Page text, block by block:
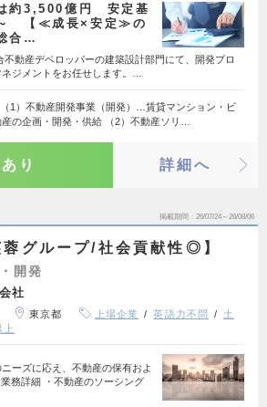
約3,500億円 安定基
～ 【≪成長×安定≫の
合…
不動産デベロッパーの建築設計部門にて、開発プロ
ジメントをお任せします。…
（1）不動産開発事業（開発）…賃貸マンション・ビ
の企画・開発・供給 （2）不動産ソリ…
り 詳細へ
掲載期間 26/07/24～26/08/06
グループ/社会貢献性◎】
開発
社
東京都 上場企業 英語力不問
土
上
ーズに応え、不動産の保有およ
務詳細 ・不動産のソーシング